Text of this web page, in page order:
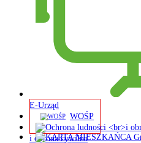
E-Urząd
WOŚP
i obrona cywilna